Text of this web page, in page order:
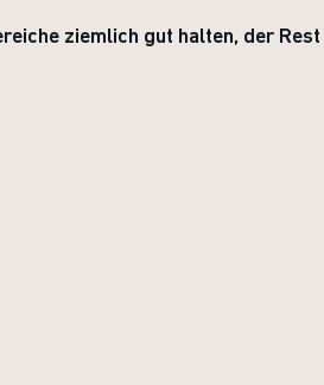
ziemlich gut halten, der